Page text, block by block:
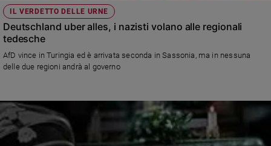
IL VERDETTO DELLE URNE
Deutschland uber alles, i nazisti volano alle regionali
tedesche
AfD vince in Turingia ed è arrivata seconda in Sassonia, ma in nessuna
delle due regioni andrà al governo